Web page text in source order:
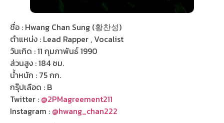
ชื่อ : Hwang Chan Sung (황찬성)
ตำแหน่ง : Lead Rapper , Vocalist
วันเกิด : 11 กุมภาพันธ์ 1990
ส่วนสูง : 184 ซม.
น้ำหนัก : 75 กก.
กรุ๊ปเลือด : B
Twitter : @2PMagreement211
Instagram : @hwang_chan222